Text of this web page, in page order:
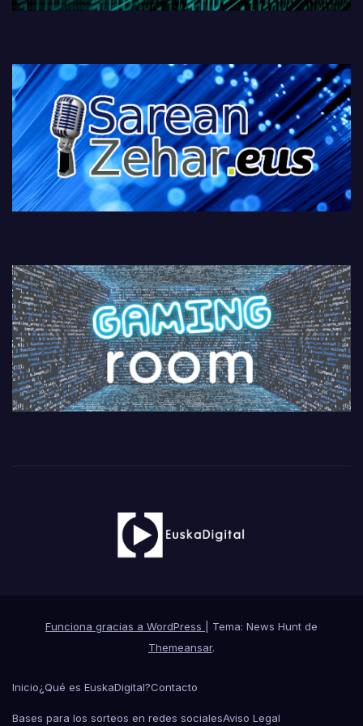
Funciona gracias a WordPress
Tema: News Hunt de
Themeansar.
Inicio¿Qué es EuskaDigital?Contacto
Bases para los sorteos en redes socialesAviso Legal